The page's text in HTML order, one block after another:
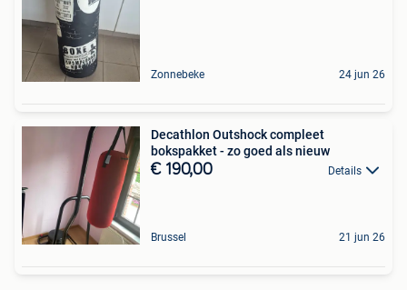
Zonnebeke 24 jun 26
Decathlon Outshock compleet
bokspakket - zo goed als nieuw
€ 190,00 Details
Brussel 21 jun 26